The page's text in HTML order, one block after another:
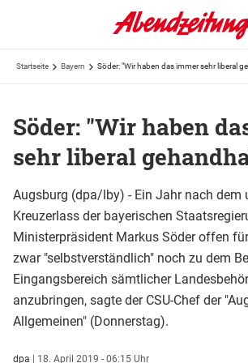
Startseite Bayern Söder: "Wir haben das immer sehr liberal
Söder: "Wir haben
sehr liberal
Augsburg (dpa/lby) - Ein Jahr nach dem
Kreuzerlass der bayerischen
Ministerpräsident Markus Söder offen
zwar "selbstverständlich" noch zu dem
Eingangsbereich sämtlicher
anzubringen, sagte der CSU-Chef der
Allgemeinen" (Donnerstag).
dpa | 18. April 2019 - 06:15 Uhr